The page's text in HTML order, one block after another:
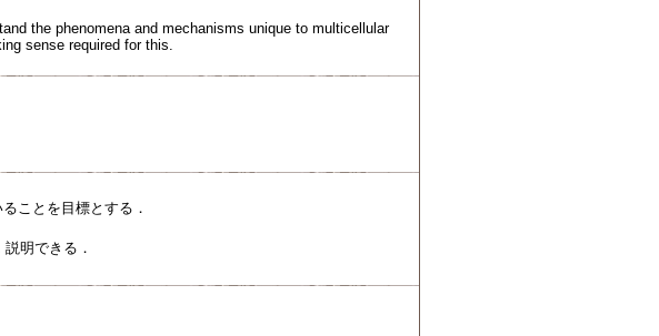
the phenomena and mechanisms unique to multicellular
sense required for this.
ことを目標とする．
明できる．